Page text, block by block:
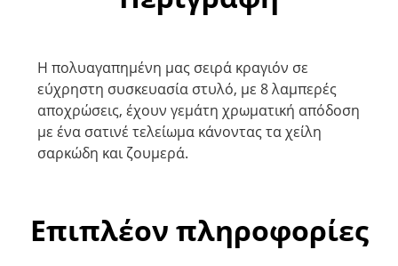
Η πολυαγαπημένη μας σειρά κραγιόν σε
εύχρηστη συσκευασία στυλό, με 8 λαμπερές
αποχρώσεις, έχουν γεμάτη χρωματική απόδοση
με ένα σατινέ τελείωμα κάνοντας τα χείλη
σαρκώδη και ζουμερά.
Επιπλέον πληροφορίες